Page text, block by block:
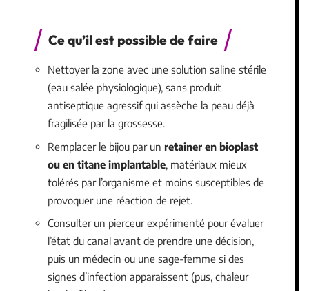
Ce qu’il est possible de faire
Nettoyer la zone avec une solution saline stérile
(eau salée physiologique), sans produit
antiseptique agressif qui assèche la peau déjà
fragilisée par la grossesse.
Remplacer le bijou par un retainer en bioplast
ou en titane implantable, matériaux mieux
tolérés par l’organisme et moins susceptibles de
provoquer une réaction de rejet.
Consulter un pierceur expérimenté pour évaluer
l’état du canal avant de prendre une décision,
puis un médecin ou une sage-femme si des
signes d’infection apparaissent (pus, chaleur